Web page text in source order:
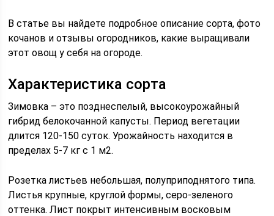
В статье вы найдете подробное описание сорта, фото
кочанов и отзывы огородников, какие выращивали
этот овощ у себя на огороде.
Характеристика сорта
Зимовка – это позднеспелый, высокоурожайный
гибрид белокочанной капусты. Период вегетации
длится 120-150 суток. Урожайность находится в
пределах 5-7 кг с 1 м2.
Розетка листьев небольшая, полуприподнятого типа.
Листья крупные, круглой формы, серо-зеленого
оттенка. Лист покрыт интенсивным восковым